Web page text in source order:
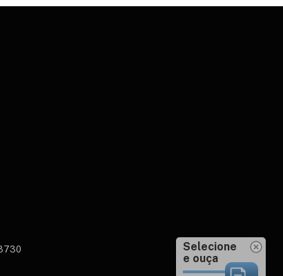
Selecione
e ouça